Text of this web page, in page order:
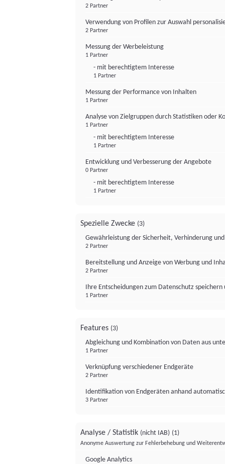
2 Partner
Verwendung von Profilen zur Auswahl
2 Partner
Messung der Werbeleistung
1 Partner
- mit berechtigtem Interesse
1 Partner
Messung der Performance von Inhalten
1 Partner
Analyse von Zielgruppen durch Statistiken oder
1 Partner
- mit berechtigtem Interesse
1 Partner
Entwicklung und Verbesserung der Angebote
0 Partner
- mit berechtigtem Interesse
1 Partner
Spezielle Zwecke (3)
Gewährleistung der Sicherheit, Verhinderung
2 Partner
Bereitstellung und Anzeige von Werbung und
2 Partner
Ihre Entscheidungen zum Datenschutz
1 Partner
Features (3)
Abgleichung und Kombination von Daten aus
1 Partner
Verknüpfung verschiedener Endgeräte
2 Partner
Identifikation von Endgeräten anhand
3 Partner
Analyse / Statistik (nicht IAB) (1)
Anonyme Auswertung zur Fehlerbehebung und
Google Analytics